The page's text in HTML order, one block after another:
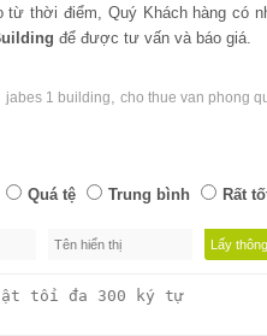
từ thời điểm, Quý Khách hàng có
để được tư vấn và báo giá.
jabes 1 building cho thue van phong
Quá tệ Trung bình Rất